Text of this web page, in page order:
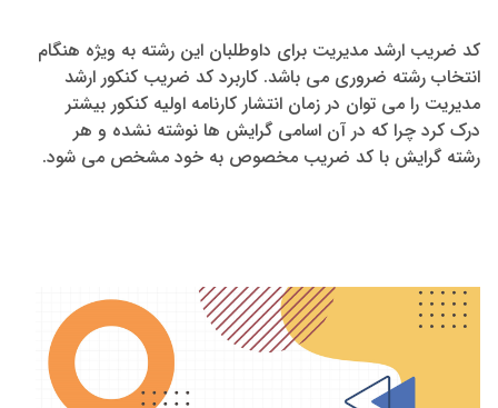
کد ضریب ارشد مدیریت برای داوطلبان این رشته به ویژه هنگام
انتخاب رشته ضروری می باشد. کاربرد کد ضریب کنکور ارشد
مدیریت را می توان در زمان انتشار کارنامه اولیه کنکور بیشتر
درک کرد چرا که در آن اسامی گرایش ها نوشته نشده و هر
رشته گرایش با کد ضریب مخصوص به خود مشخص می شود.